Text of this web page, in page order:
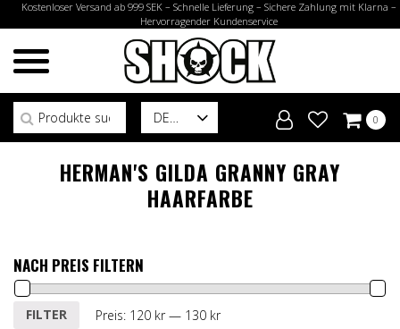
Kostenloser Versand ab 999 SEK – Schnelle Lieferung – Sichere Zahlung mit Klarna –
Hervorragender Kundenservice
DE
Suchen nach:
0
HERMAN'S GILDA GRANNY GRAY
HAARFARBE
NACH PREIS FILTERN
Min.
Max.
FILTER Preis: 120 kr— 130 kr